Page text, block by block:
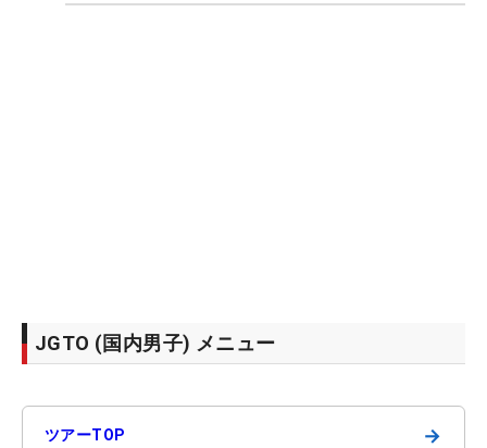
JGTO (国内男子) メニュー
ツアーTOP →